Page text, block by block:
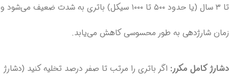
تا ۳ سال (یا حدود ۵۰۰ تا ۱۰۰۰ سیکل) باتری به شدت ضعیف می‌شود و
زمان شارژدهی به طور محسوسی کاهش می‌یابد.
دشارژ کامل مکرر: اگر باتری را مرتب تا صفر درصد تخلیه کنید (دشارژ